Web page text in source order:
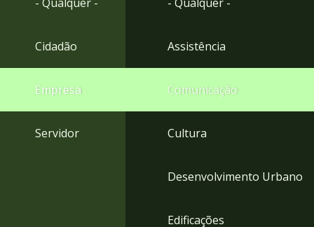
Cidadão
Empresa
Servidor
Assistência
Comunicação
Cultura
Desenvolvimento Urbano
Edificações